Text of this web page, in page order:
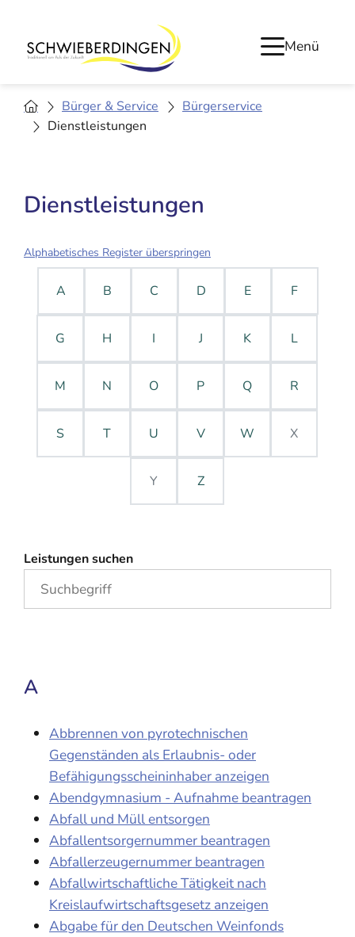
Menü
Bürger & Service
Bürgerservice
Dienstleistungen
Dienstleistungen
Alphabetisches Register überspringen
A B C D E F
G H I J K L
M N O P Q R
S T U V W X
Y Z
Leistungen suchen
A
Abbrennen von pyrotechnischen
Gegenständen als Erlaubnis- oder
Befähigungsscheininhaber anzeigen
Abendgymnasium - Aufnahme beantragen
Abfall und Müll entsorgen
Abfallentsorgernummer beantragen
Abfallerzeugernummer beantragen
Abfallwirtschaftliche Tätigkeit nach
Kreislaufwirtschaftsgesetz anzeigen
Abgabe für den Deutschen Weinfonds